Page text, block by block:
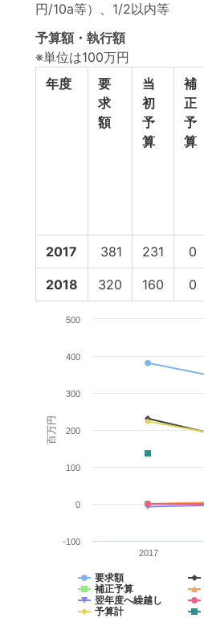
円/10a等）、1/2以内等
予算額・執行額
※単位は100万円
年度
要
求
額
当
初
予
算
補
正
予
算
2017 381 231 0
2018 320 160 0
百万円
要求額
補正予算
翌年度へ繰越し
予算計
2017
-100
0
100
200
300
400
500